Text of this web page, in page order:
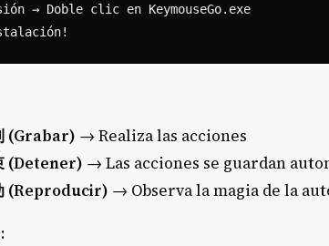
→ Doble clic en KeymouseGo.exe
(Grabar) → Realiza las acciones
(Detener) → Las acciones se guardan
(Reproducir) → Observa la magia de la
: